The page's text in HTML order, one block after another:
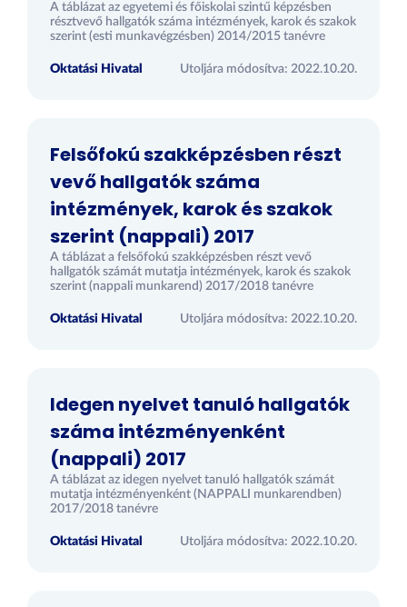
A táblázat az egyetemi és főiskolai szintű képzésben
résztvevő hallgatók száma intézmények, karok és szakok
szerint (esti munkavégzésben) 2014/2015 tanévre
Oktatási Hivatal Utoljára módosítva: 2022.10.20.
Felsőfokú szakképzésben részt
vevő hallgatók száma
intézmények, karok és szakok
szerint (nappali) 2017
A táblázat a felsőfokú szakképzésben részt vevő
hallgatók számát mutatja intézmények, karok és szakok
szerint (nappali munkarend) 2017/2018 tanévre
Oktatási Hivatal Utoljára módosítva: 2022.10.20.
Idegen nyelvet tanuló hallgatók
száma intézményenként
(nappali) 2017
A táblázat az idegen nyelvet tanuló hallgatók számát
mutatja intézményenként (NAPPALI munkarendben)
2017/2018 tanévre
Oktatási Hivatal Utoljára módosítva: 2022.10.20.